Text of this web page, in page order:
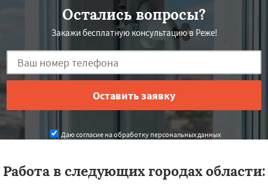
Остались вопросы?
Закажи бесплатную консультацию в Реже!
Даю согласие на обработку персональных данных
Работа в следующих городах области: